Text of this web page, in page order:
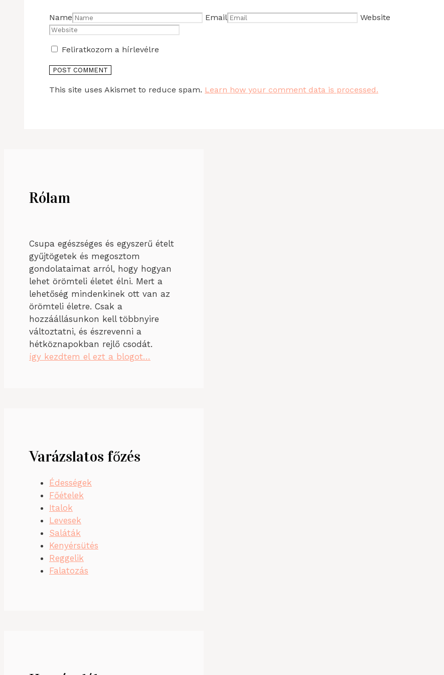
Name Email Website
Feliratkozom a hírlevélre
This site uses Akismet to reduce spam. Learn how your comment data is processed.
Rólam
Csupa egészséges és egyszerű ételt
gyűjtögetek és megosztom
gondolataimat arról, hogy hogyan
lehet örömteli életet élni. Mert a
lehetőség mindenkinek ott van az
örömteli életre. Csak a
hozzáállásunkon kell többnyire
változtatni, és észrevenni a
hétköznapokban rejlő csodát.
így kezdtem el ezt a blogot…
Varázslatos főzés
Édességek
Főételek
Italok
Levesek
Saláták
Kenyérsütés
Reggelik
Falatozás